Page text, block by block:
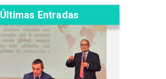
Últimas Entradas